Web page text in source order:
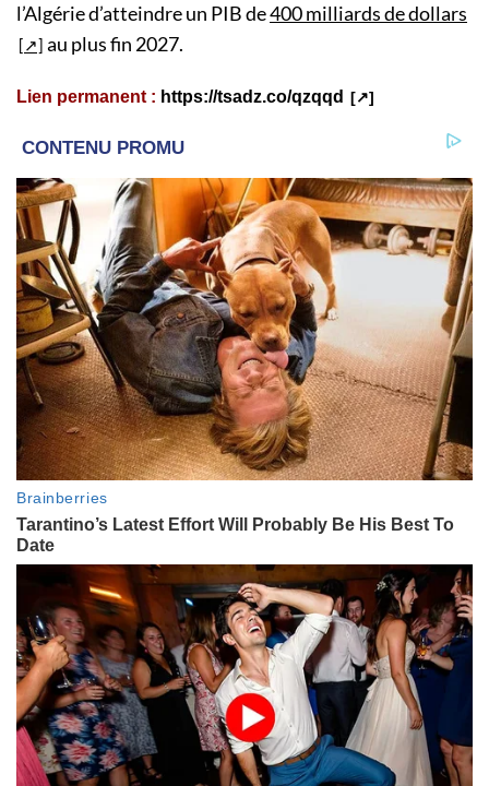
l’Algérie d’atteindre un PIB de400 milliards de dollars
au plus fin 2027.
Lien permanent : https://tsadz.co/qzqqd